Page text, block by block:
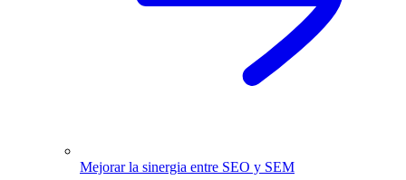
Mejorar la sinergia entre SEO y SEM